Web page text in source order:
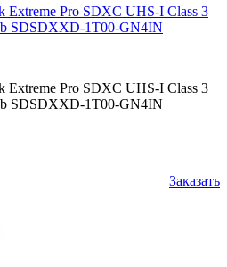
Extreme Pro SDXC UHS-I Class 3
SDSDXXD-1T00-GN4IN
Extreme Pro SDXC UHS-I Class 3
SDSDXXD-1T00-GN4IN
Заказать